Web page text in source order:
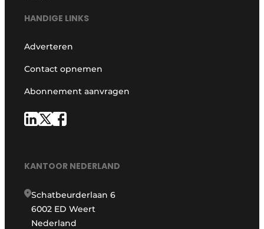
HANDIGE LINKS
Adverteren
Contact opnemen
Abonnement aanvragen
KANTOOR NEDERLAND
Schatbeurderlaan 6
6002 ED Weert
Nederland